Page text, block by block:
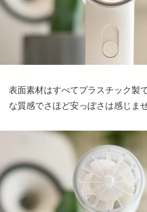
表面素材はすべてプラスチック製
な質感でさほど安っぽさは感じませ